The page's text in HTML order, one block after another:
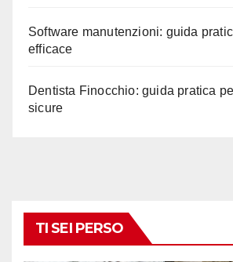
Software manutenzioni: guida
efficace
Dentista Finocchio: guida pratica
sicure
TI SEI PERSO